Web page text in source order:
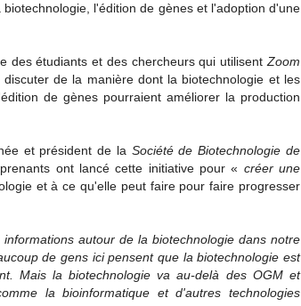
l'édition de gènes et l'adoption d'une
des étudiants et des chercheurs qui utilisentZoom
de la manière dont la biotechnologie et les
de gènes pourraient améliorer la production
et président de la Société de Biotechnologie de
ont lancé cette initiative pour « créer une
et à ce qu'elle peut faire pour faire progresser
autour de la biotechnologie dans notre
de gens ici pensent que la biotechnologie est
Mais la biotechnologie va au-delà des OGM et
la bioinformatique et d'autres technologies